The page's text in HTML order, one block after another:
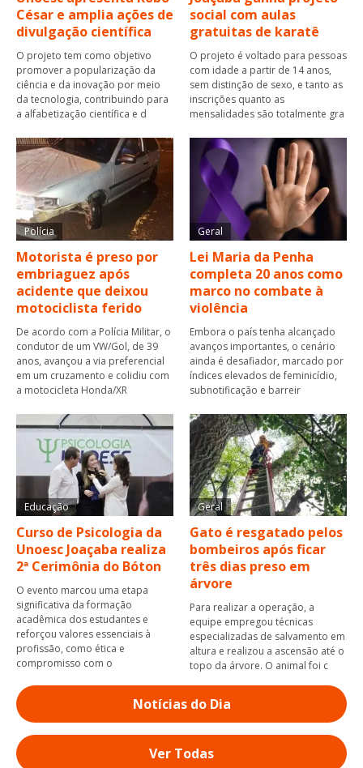
César e amplia ações de
divulgação científica
O projeto tem como objetivo
promover a popularização da
ciência e da inovação por meio
da tecnologia, contribuindo para
a alfabetização científica e d
social com aulas
gratuitas de karatê
O projeto é voltado para pessoas
com idade a partir de 14 anos,
sem distinção de sexo, e tanto as
inscrições quanto as
mensalidades são totalmente gra
Polícia
Motorista é preso por
embriaguez após
acidente que deixou
motociclista ferido
De acordo com a Polícia Militar, o
condutor de um VW/Gol, de 39
anos, avançou a via preferencial
em um cruzamento e colidiu com
a motocicleta Honda/XR
Geral
Lei Maria da Penha
completa 20 anos como
marco no combate à
violência
Embora o país tenha alcançado
avanços importantes, o cenário
ainda é desafiador, marcado por
índices elevados de feminicídio,
subnotificação e barreir
Educação
Curso de Psicologia da
Unoesc Joaçaba realiza
2ª Cerimônia do Bóton
O evento marcou uma etapa
significativa da formação
acadêmica dos estudantes e
reforçou valores essenciais à
profissão, como ética e
compromisso com o
Geral
Gato é resgatado pelos
bombeiros após ficar
três dias preso em
árvore
Para realizar a operação, a
equipe empregou técnicas
especializadas de salvamento em
altura e realizou a ascensão até o
topo da árvore. O animal foi c
Notícias do Dia
Ver Todas